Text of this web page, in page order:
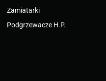
Zamiatarki
Podgrzewacze H.P.